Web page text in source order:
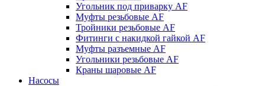
Угольник под приварку AF
Муфты резьбовые AF
Тройники резьбовые AF
Фитинги с накидкой гайкой AF
Муфты разъемные AF
Угольники резьбовые AF
Краны шаровые AF
Насосы